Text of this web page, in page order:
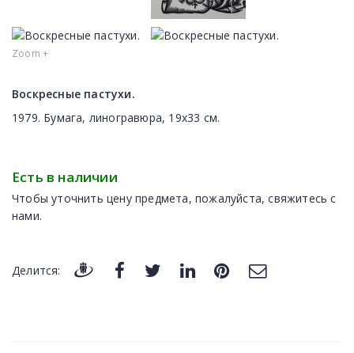
Zoom +
Воскресные пастухи.
1979. Бумага, линогравюра, 19х33 см.
Есть в наличии
Чтобы уточнить цену предмета, пожалуйста, свяжитесь с
нами.
Делится: